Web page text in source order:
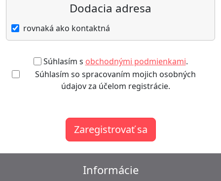
Dodacia adresa
rovnaká ako kontaktná
Súhlasím s obchodnými podmienkami.
Súhlasím so spracovaním mojich osobných
údajov za účelom registrácie.
Zaregistrovať sa
Informácie